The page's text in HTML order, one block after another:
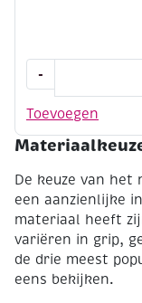
Toevoegen
-
aluminium,
20
4.5mm,
a
5
stuks
aantal
De keuze van
een aanzienlijke
materiaal heeft
variëren in grip,
de drie meest
eens bekijken.